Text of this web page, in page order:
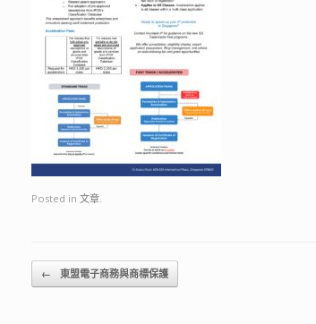
Posted in 文章
Post navigation
← 東盟電子商務與商標保護